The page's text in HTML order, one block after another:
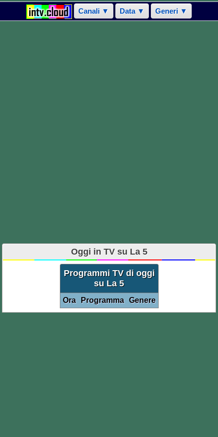
Canali ▼ Data ▼ Generi ▼
Oggi in TV su La 5
Programmi TV di oggi
su La 5
Ora Programma Genere